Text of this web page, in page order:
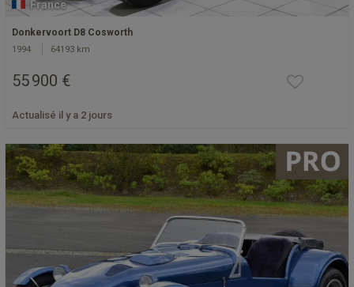
France
Donkervoort D8 Cosworth
1994 64193 km
55 900 €
Actualisé il y a 2 jours